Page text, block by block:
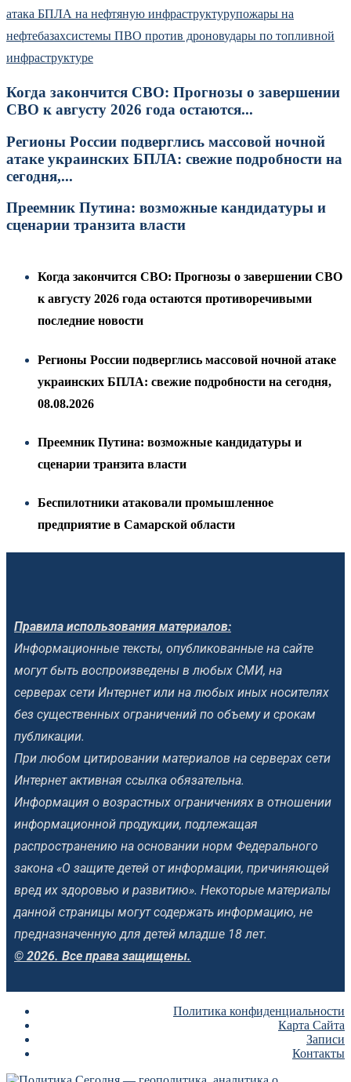
атака БПЛА на нефтяную инфраструктурупожары на
нефтебазахсистемы ПВО против дроновудары по топливной
инфраструктуре
Когда закончится СВО: Прогнозы о завершении
СВО к августу 2026 года остаются...
Регионы России подверглись массовой ночной
атаке украинских БПЛА: свежие подробности на
сегодня,...
Преемник Путина: возможные кандидатуры и
сценарии транзита власти
Когда закончится СВО: Прогнозы о завершении СВО
к августу 2026 года остаются противоречивыми
последние новости
Регионы России подверглись массовой ночной атаке
украинских БПЛА: свежие подробности на сегодня,
08.08.2026
Преемник Путина: возможные кандидатуры и
сценарии транзита власти
Беспилотники атаковали промышленное
предприятие в Самарской области
Правила использования материалов:
Информационные тексты, опубликованные на сайте
могут быть воспроизведены в любых СМИ, на
серверах сети Интернет или на любых иных носителях
без существенных ограничений по объему и срокам
публикации.
При любом цитировании материалов на серверах сети
Интернет активная ссылка обязательна.
Информация о возрастных ограничениях в отношении
информационной продукции, подлежащая
распространению на основании норм Федерального
закона «О защите детей от информации, причиняющей
вред их здоровью и развитию». Некоторые материалы
данной страницы могут содержать информацию, не
предназначенную для детей младше 18 лет.
© 2026. Все права защищены.
Политика конфиденциальности
Карта Сайта
Записи
Контакты